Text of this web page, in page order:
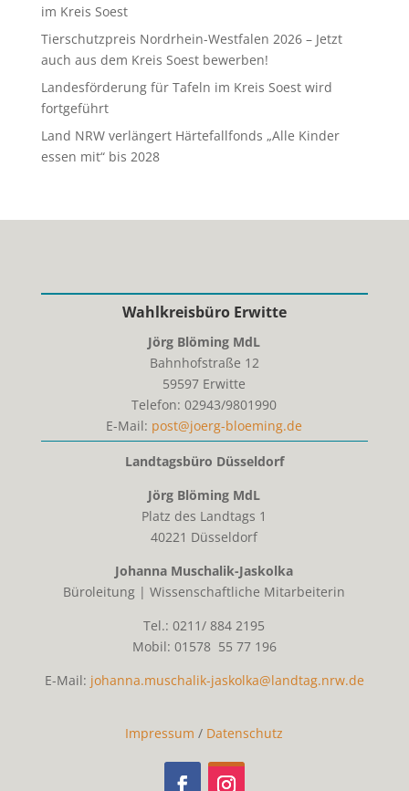
im Kreis Soest
Tierschutzpreis Nordrhein-Westfalen 2026 – Jetzt
auch aus dem Kreis Soest bewerben!
Landesförderung für Tafeln im Kreis Soest wird
fortgeführt
Land NRW verlängert Härtefallfonds „Alle Kinder
essen mit“ bis 2028
Wahlkreisbüro Erwitte
Jörg Blöming MdL
Bahnhofstraße 12
59597 Erwitte
Telefon: 02943/9801990
E-Mail: post@joerg-bloeming.de
Landtagsbüro Düsseldorf
Jörg Blöming MdL
Platz des Landtags 1
40221 Düsseldorf
Johanna Muschalik-Jaskolka
Büroleitung | Wissenschaftliche Mitarbeiterin
Tel.: 0211/ 884 2195
Mobil: 01578 55 77 196
E-Mail: johanna.muschalik-jaskolka@landtag.nrw.de
Impressum / Datenschutz